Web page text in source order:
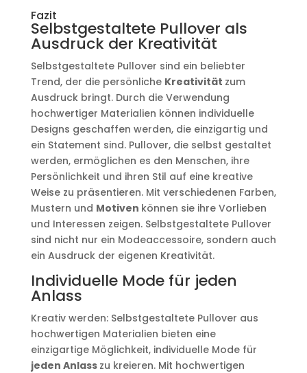
Fazit
Selbstgestaltete Pullover als
Ausdruck der Kreativität
Selbstgestaltete Pullover sind ein beliebter
Trend, der die persönliche Kreativität zum
Ausdruck bringt. Durch die Verwendung
hochwertiger Materialien können individuelle
Designs geschaffen werden, die einzigartig und
ein Statement sind. Pullover, die selbst gestaltet
werden, ermöglichen es den Menschen, ihre
Persönlichkeit und ihren Stil auf eine kreative
Weise zu präsentieren. Mit verschiedenen Farben,
Mustern und Motiven können sie ihre Vorlieben
und Interessen zeigen. Selbstgestaltete Pullover
sind nicht nur ein Modeaccessoire, sondern auch
ein Ausdruck der eigenen Kreativität.
Individuelle Mode für jeden
Anlass
Kreativ werden: Selbstgestaltete Pullover aus
hochwertigen Materialien bieten eine
einzigartige Möglichkeit, individuelle Mode für
jeden Anlass zu kreieren. Mit hochwertigen